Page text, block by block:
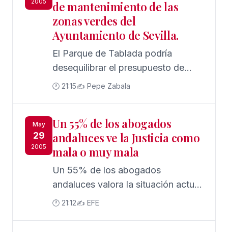
de mantenimiento de las
zonas verdes del
Ayuntamiento de Sevilla.
El Parque de Tablada podría
desequilibrar el presupuesto de
mantenimiento de las zonas verdes
🕐 21:15✍️ Pepe Zabala
May
29
2005
Un 55% de los abogados
andaluces ve la Justicia como
mala o muy mala
Un 55% de los abogados
andaluces valora la situación actual
de la Administración de Justicia en
🕐 21:12✍️ EFE